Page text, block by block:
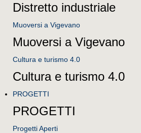
Distretto industriale
Muoversi a Vigevano
Muoversi a Vigevano
Cultura e turismo 4.0
Cultura e turismo 4.0
PROGETTI
PROGETTI
Progetti Aperti